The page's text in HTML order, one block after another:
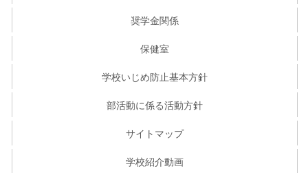
奨学金関係
保健室
学校いじめ防止基本方針
部活動に係る活動方針
サイトマップ
学校紹介動画